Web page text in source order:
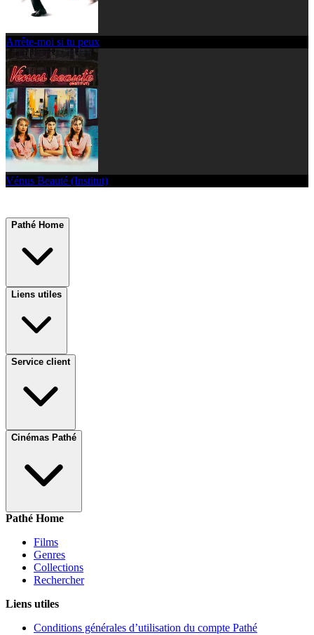
Arrête-moi si tu peux
Vénus Beauté (Institut)
Pathé Home
Liens utiles
Service client
Cinémas Pathé
Pathé Home
Films
Genres
Collections
Rechercher
Liens utiles
Conditions générales d’utilisation du compte Pathé